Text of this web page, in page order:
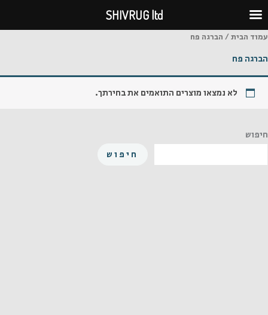
לתוכן
עמוד הבית/ הברגה פח
הברגה פח
לא נמצאו מוצרים התואמים את בחירתך.
חיפוש
חיפוש
SHIVRUG ltd